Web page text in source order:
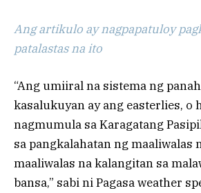
Ang artikulo ay nagpapatuloy
patalastas na ito
“Ang umiiral na sistema ng
kasalukuyan ay ang easterlies, o
nagmumula sa Karagatang
sa pangkalahatan ng maaliwalas
maaliwalas na kalangitan sa
bansa,” sabi ni Pagasa weather